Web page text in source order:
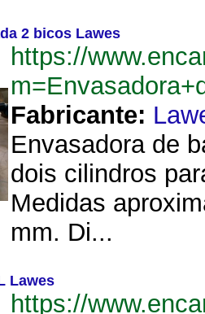
2 bicos Lawes
https://
Fabricante:
Envasadora de
dois cilindros
Medidas
mm. Di...
Lawes
https://